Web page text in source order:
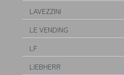
LAVEZZINI
LE VENDING
LF
LIEBHERR